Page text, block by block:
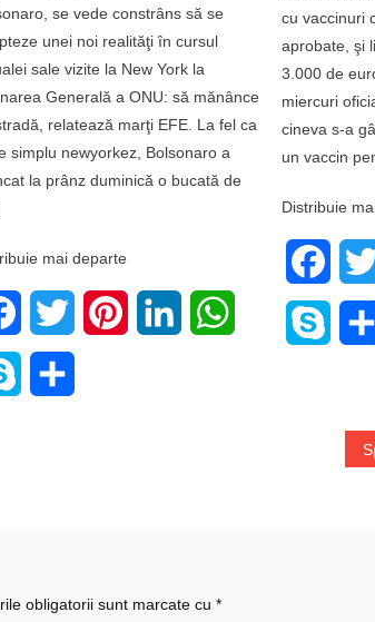
se vede constrâns să se
unei noi realităţi în cursul
sale vizite la New York la
Generală a ONU: să mănânce
relatează marţi EFE. La fel ca
simplu newyorkez, Bolsonaro a
la prânz duminică o bucată de
mai departe
FacebookTwitter PinterestLinkedIn WhatsApp
Skype
cu vaccinuri
aprobate, şi
3.000 de
miercuri
cineva s-a
un vaccin
Distribuie
Skype
obligatorii sunt marcate cu *